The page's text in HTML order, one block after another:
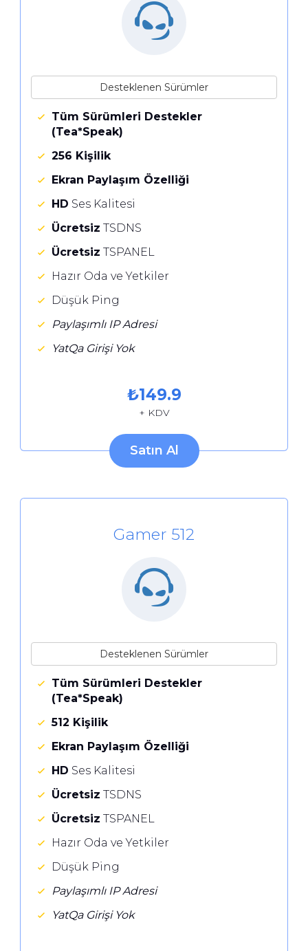
Desteklenen Sürümler
Tüm Sürümleri Destekler
(Tea*Speak)
256 Kişilik
Ekran Paylaşım Özelliği
HD Ses Kalitesi
Ücretsiz TSDNS
Ücretsiz TSPANEL
Hazır Oda ve Yetkiler
Düşük Ping
Paylaşımlı IP Adresi
YatQa Girişi Yok
₺149.9
+ KDV
Satın Al
Gamer 512
Desteklenen Sürümler
Tüm Sürümleri Destekler
(Tea*Speak)
512 Kişilik
Ekran Paylaşım Özelliği
HD Ses Kalitesi
Ücretsiz TSDNS
Ücretsiz TSPANEL
Hazır Oda ve Yetkiler
Düşük Ping
Paylaşımlı IP Adresi
YatQa Girişi Yok